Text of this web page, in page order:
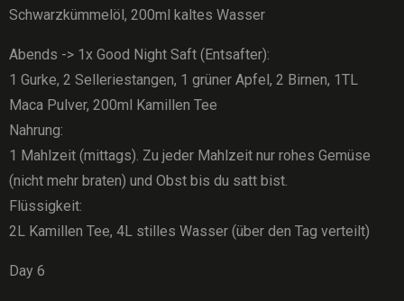
Schwarzkümmelöl, 200ml kaltes Wasser
Abends -> 1x Good Night Saft (Entsafter):
1 Gurke, 2 Selleriestangen, 1 grüner Apfel, 2 Birnen, 1TL
Maca Pulver, 200ml Kamillen Tee
Nahrung:
1 Mahlzeit (mittags). Zu jeder Mahlzeit nur rohes Gemüse
(nicht mehr braten) und Obst bis du satt bist.
Flüssigkeit:
2L Kamillen Tee, 4L stilles Wasser (über den Tag verteilt)
Day 6